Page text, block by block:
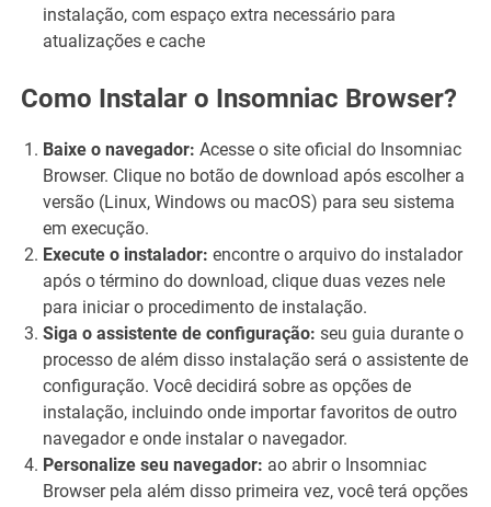
instalação, com espaço extra necessário para
atualizações e cache
Como Instalar o Insomniac Browser?
Baixe o navegador: Acesse o site oficial do Insomniac
Browser. Clique no botão de download após escolher a
versão (Linux, Windows ou macOS) para seu sistema
em execução.
Execute o instalador: encontre o arquivo do instalador
após o término do download, clique duas vezes nele
para iniciar o procedimento de instalação.
Siga o assistente de configuração: seu guia durante o
processo de além disso instalação será o assistente de
configuração. Você decidirá sobre as opções de
instalação, incluindo onde importar favoritos de outro
navegador e onde instalar o navegador.
Personalize seu navegador: ao abrir o Insomniac
Browser pela além disso primeira vez, você terá opções